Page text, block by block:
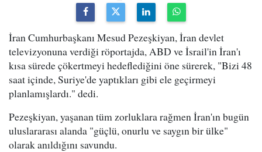
İran Cumhurbaşkanı Mesud Pezeşkiyan, İran devlet
televizyonuna verdiği röportajda, ABD ve İsrail'in İran'ı
kısa sürede çökertmeyi hedeflediğini öne sürerek, "Bizi 48
saat içinde, Suriye'de yaptıkları gibi ele geçirmeyi
planlamışlardı." dedi.
Pezeşkiyan, yaşanan tüm zorluklara rağmen İran'ın bugün
uluslararası alanda "güçlü, onurlu ve saygın bir ülke"
olarak anıldığını savundu.